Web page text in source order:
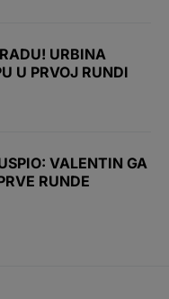
URBINA
U PRVOJ RUNDI
VALENTIN GA
RUNDE